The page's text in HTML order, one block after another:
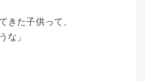
きた子供って、
な」